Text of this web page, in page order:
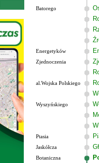
Batorego
Energetyków
Zjednoczenia
al.Wojska Polskiego
Wyszyńskiego
Ptasia
Jaskółcza
Botaniczna